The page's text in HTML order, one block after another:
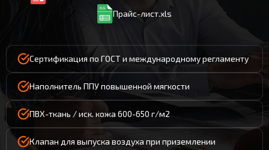
Прайс-лист.xls
Сертификация по ГОСТ и международному регламенту
Наполнитель ППУ повышенной мягкости
ПВХ-ткань / иск. кожа 600-650 г/м2
Клапан для выпуска воздуха при приземлении